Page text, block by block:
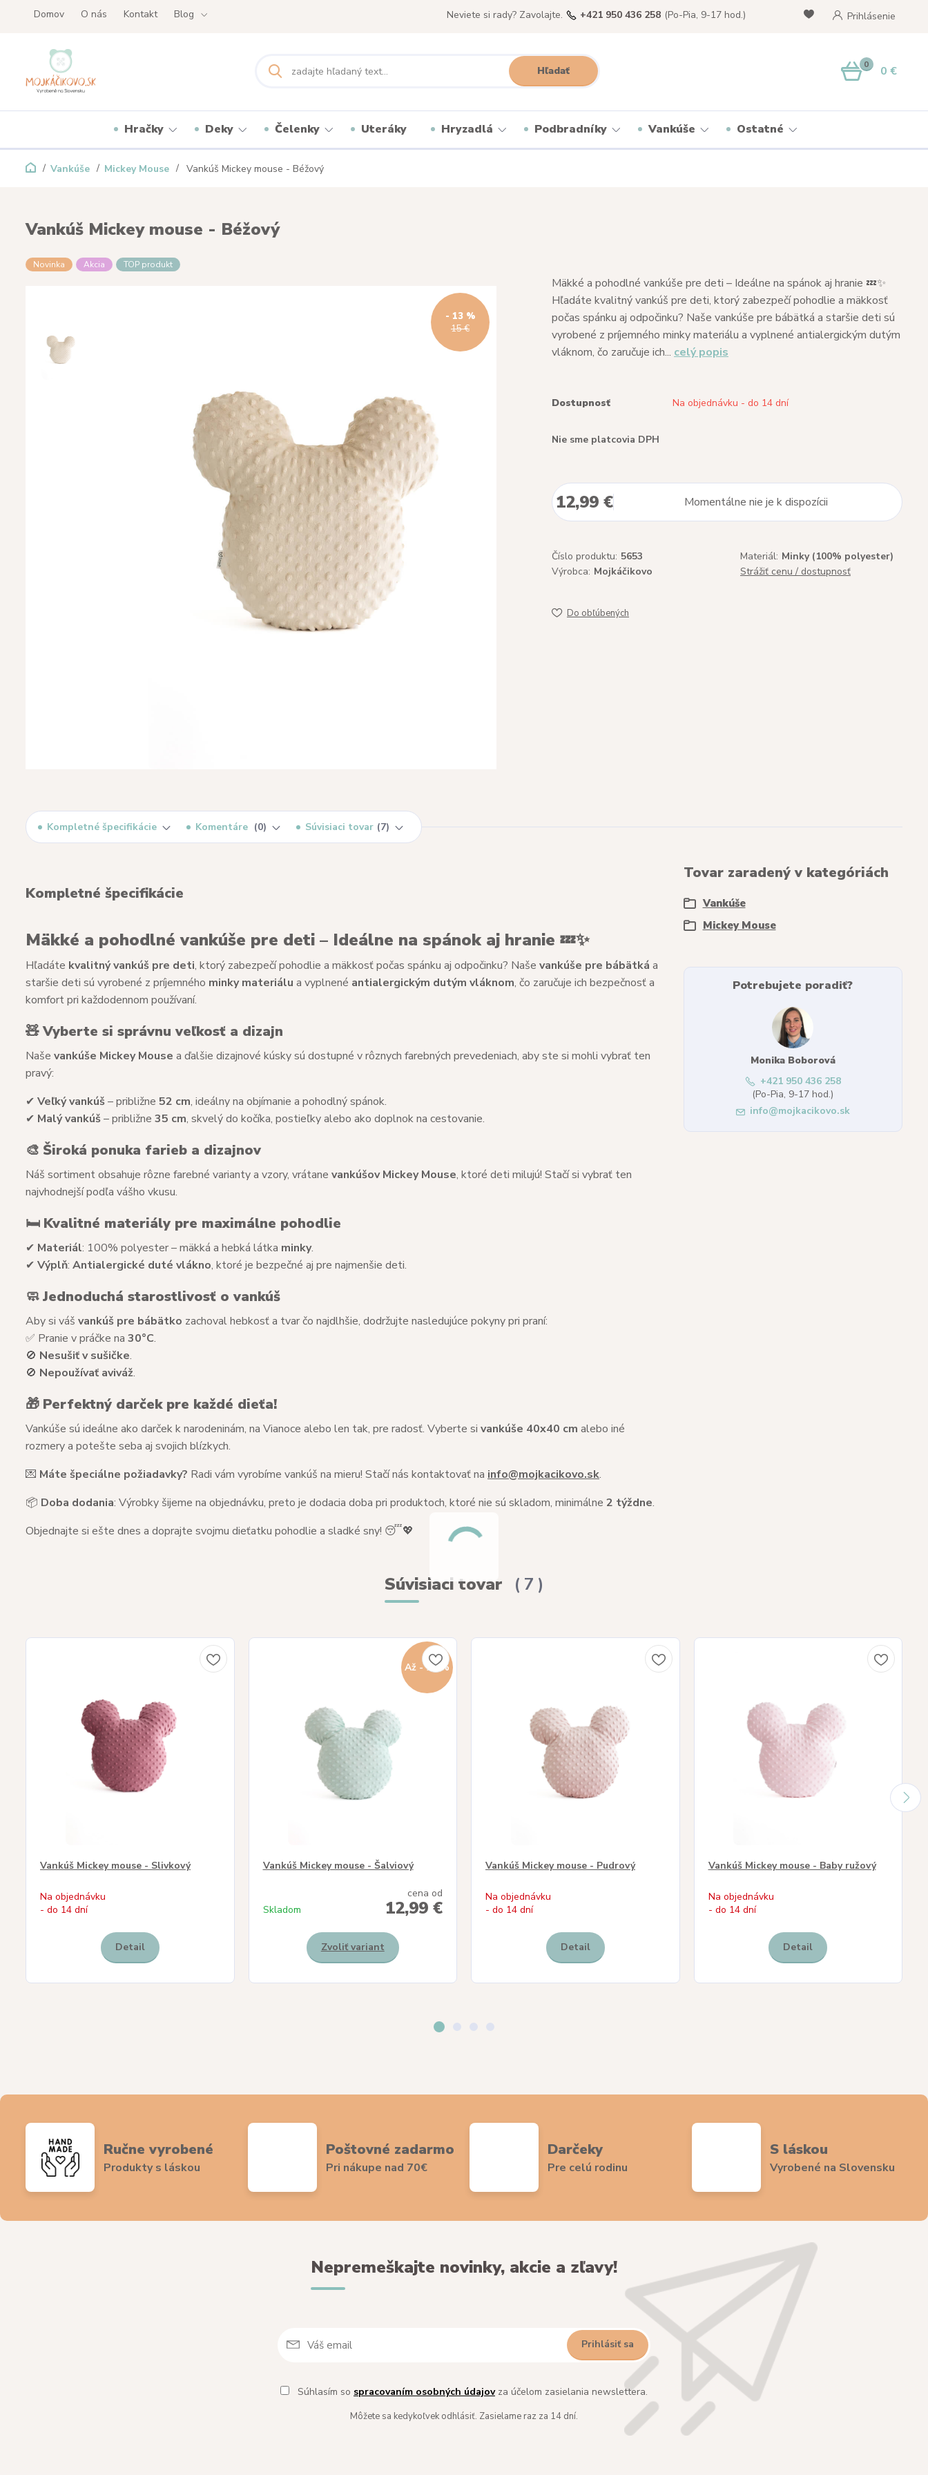
Domov O nás Kontakt Blog Prihlásenie
Hľadať
Neviete si rady? Zavolajte. +421 950 436 258 (Po-Pia, 9-17 hod.)
0 0 €
Hračky Deky Čelenky Uteráky Hryzadlá Podbradníky Vankúše Ostatné
Vankúše Mickey Mouse Vankúš Mickey mouse - Béžový
Vankúš Mickey mouse - Béžový
Novinka Akcia TOP produkt
15 €
- 13 %
Mäkké a pohodlné vankúše pre deti – Ideálne na spánok aj hranie 💤✨
Hľadáte kvalitný vankúš pre deti, ktorý zabezpečí pohodlie a mäkkosť
počas spánku aj odpočinku? Naše vankúše pre bábätká a staršie deti sú
vyrobené z príjemného minky materiálu a vyplnené antialergickým dutým
vláknom, čo zaručuje ich... celý popis
Dostupnosť Na objednávku - do 14 dní
Nie sme platcovia DPH
12,99 € Momentálne nie je k dispozícii
Číslo produktu: 5653 Materiál: Minky (100% polyester)
Výrobca: Mojkáčikovo Strážiť cenu / dostupnosť
Do obľúbených
Kompletné špecifikácie Komentáre 0 Súvisiaci tovar 7
Kompletné špecifikácie
Mäkké a pohodlné vankúše pre deti – Ideálne na spánok aj hranie 💤✨
Hľadáte kvalitný vankúš pre deti, ktorý zabezpečí pohodlie a mäkkosť počas spánku aj odpočinku? Naše vankúše pre bábätká a
staršie deti sú vyrobené z príjemného minky materiálu a vyplnené antialergickým dutým vláknom, čo zaručuje ich bezpečnosť a
komfort pri každodennom používaní.
🧸Vyberte si správnu veľkosť a dizajn
Naše vankúše Mickey Mouse a ďalšie dizajnové kúsky sú dostupné v rôznych farebných prevedeniach, aby ste si mohli vybrať ten
pravý:
✔ Veľký vankúš– približne 52 cm, ideálny na objímanie a pohodlný spánok.
✔ Malý vankúš– približne 35 cm, skvelý do kočíka, postieľky alebo ako doplnok na cestovanie.
🎨 Široká ponuka farieb a dizajnov
Náš sortiment obsahuje rôzne farebné varianty a vzory, vrátane vankúšov Mickey Mouse, ktoré deti milujú! Stačí si vybrať ten
najvhodnejší podľa vášho vkusu.
🛏 Kvalitné materiály pre maximálne pohodlie
✔ Materiál: 100% polyester – mäkká a hebká látka minky.
✔ Výplň: Antialergické duté vlákno, ktoré je bezpečné aj pre najmenšie deti.
🧼Jednoduchá starostlivosť o vankúš
Aby si váš vankúš pre bábätko zachoval hebkosť a tvar čo najdlhšie, dodržujte nasledujúce pokyny pri praní:
✅ Pranie v práčke na 30°C.
🚫 Nesušiť v sušičke.
🚫 Nepoužívať aviváž.
🎁 Perfektný darček pre každé dieťa!
Vankúše sú ideálne ako darček k narodeninám, na Vianoce alebo len tak, pre radosť. Vyberte si vankúše 40x40 cm alebo iné
rozmery a potešte seba aj svojich blízkych.
💌 Máte špeciálne požiadavky? Radi vám vyrobíme vankúš na mieru! Stačí nás kontaktovať na info@mojkacikovo.sk.
📦 Doba dodania: Výrobky šijeme na objednávku, preto je dodacia doba pri produktoch, ktoré nie sú skladom, minimálne 2 týždne.
Objednajte si ešte dnes a doprajte svojmu dieťatku pohodlie a sladké sny! 😴💖
Tovar zaradený v kategóriách
Vankúše
Mickey Mouse
Potrebujete poradiť?
Monika Boborová
+421 950 436 258
(Po-Pia, 9-17 hod.)
info@mojkacikovo.sk
Súvisiaci tovar 7
Vankúš Mickey mouse - Slivkový
Na objednávku
- do 14 dní
Detail
Až - 20 %
Vankúš Mickey mouse - Šalviový
cena od
12,99 €
Skladom
Zvoliť variant
Vankúš Mickey mouse - Pudrový
Na objednávku
- do 14 dní
Detail
Vankúš Mickey mouse - Baby ružový
Na objednávku
- do 14 dní
Detail
Ručne vyrobené
Produkty s láskou
Poštovné zadarmo
Pri nákupe nad 70€
Darčeky
Pre celú rodinu
S láskou
Vyrobené na Slovensku
Nepremeškajte novinky, akcie a zľavy!
Prihlásiť sa
Súhlasím so spracovaním osobných údajovza účelom zasielania newslettera.
Môžete sa kedykoľvek odhlásiť. Zasielame raz za 14 dní.